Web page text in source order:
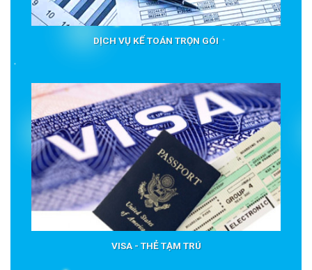
DỊCH VỤ KẾ TOÁN TRỌN GÓI
VISA - THẺ TẠM TRÚ